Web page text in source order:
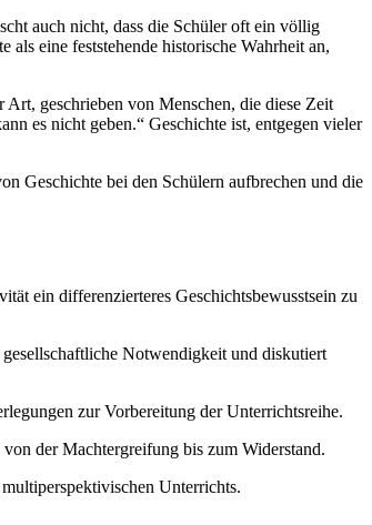
auch nicht, dass die Schüler oft ein völlig
als eine feststehende historische Wahrheit an,
geschrieben von Menschen, die diese Zeit
es nicht geben.“ Geschichte ist, entgegen vieler
Geschichte bei den Schülern aufbrechen und die
ein differenzierteres Geschichtsbewusstsein zu
Notwendigkeit und diskutiert
zur Vorbereitung der Unterrichtsreihe.
der Machtergreifung bis zum Widerstand.
Unterrichts.